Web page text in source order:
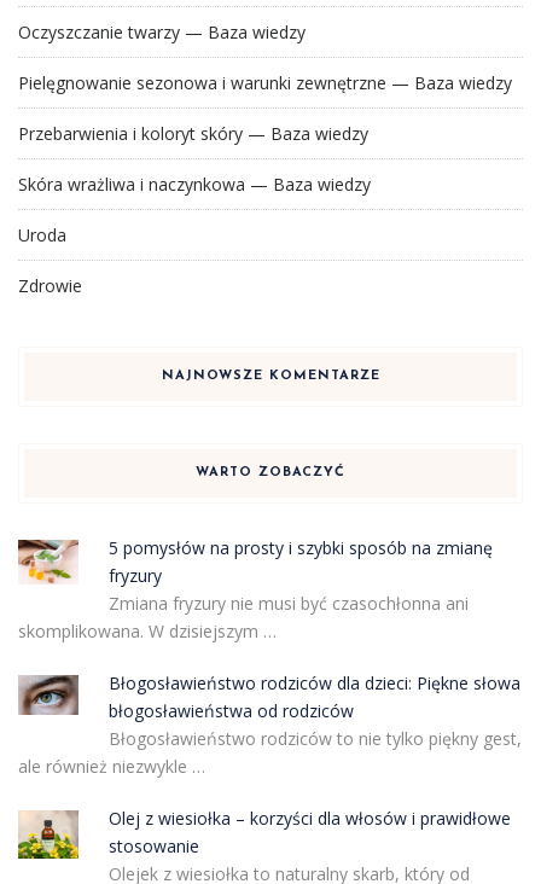
Oczyszczanie twarzy — Baza wiedzy
Pielęgnowanie sezonowa i warunki zewnętrzne — Baza wiedzy
Przebarwienia i koloryt skóry — Baza wiedzy
Skóra wrażliwa i naczynkowa — Baza wiedzy
Uroda
Zdrowie
NAJNOWSZE KOMENTARZE
WARTO ZOBACZYĆ
5 pomysłów na prosty i szybki sposób na zmianę
fryzury
Zmiana fryzury nie musi być czasochłonna ani
skomplikowana. W dzisiejszym …
Błogosławieństwo rodziców dla dzieci: Piękne słowa
błogosławieństwa od rodziców
Błogosławieństwo rodziców to nie tylko piękny gest,
ale również niezwykle …
Olej z wiesiołka – korzyści dla włosów i prawidłowe
stosowanie
Olejek z wiesiołka to naturalny skarb, który od